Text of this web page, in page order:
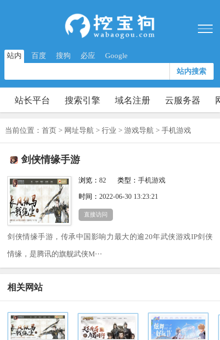
站内 百度 搜狗 必应 Google
站内搜索
站长平台 搜索引擎 域名注册 云服务器
当前位置： 首页 > 网址导航 > 行业 > 游戏导航 > 手机游戏
剑侠情缘手游
浏览：82 类型：手机游戏
时间： 2022-06-30 13:23:21
直接访问
剑侠情缘手游，传承中国影响力最大的逾20年武侠游戏IP剑侠
情缘，是腾讯的旗舰武侠M···
相关网站